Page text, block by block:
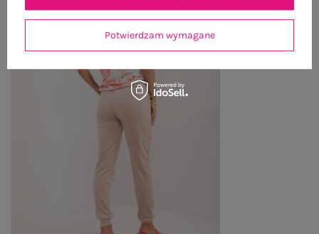
Potwierdzam wymagane